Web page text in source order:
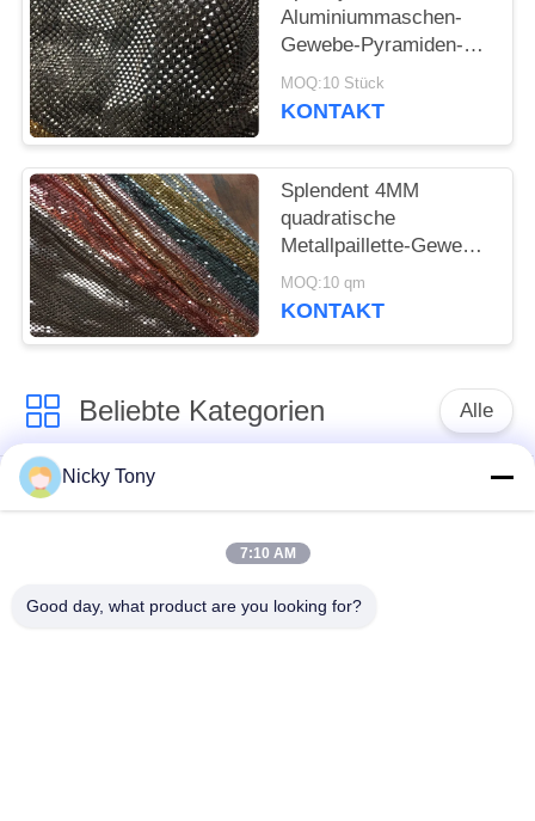
Aluminiummaschen-
Gewebe-Pyramiden-
Flocke verbunden für
Kleid
MOQ:10 Stück
KONTAKT
Splendent 4MM
quadratische
Metallpaillette-Gewebe-
Dekoration für
Kleider/Kleid
MOQ:10 qm
KONTAKT
Beliebte Kategorien Alle
Drahtseil-Masche
Vogelhaus-
Nicky Tony
7:10 AM
Good day, what product are you looking for?